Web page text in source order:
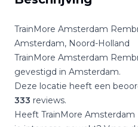
TrainMore Amsterdam
Amsterdam, Noord-Holland
TrainMore Amsterdam
gevestigd in Amsterdam.
Deze locatie heeft een
333 reviews.
Heeft TrainMore